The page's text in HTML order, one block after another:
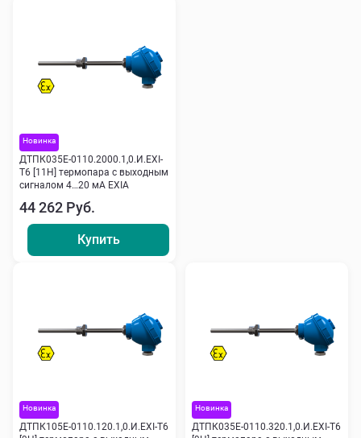
Новинка
ДТПК035Е-0110.2000.1,0.И.ЕХI-
Т6 [11Н] термопара с выходным
сигналом 4…20 мА EXIA
44 262 Руб.
Купить
Новинка
ДТПК105Е-0110.120.1,0.И.ЕХI-Т6
Новинка
ДТПК035Е-0110.320.1,0.И.ЕХI-Т6